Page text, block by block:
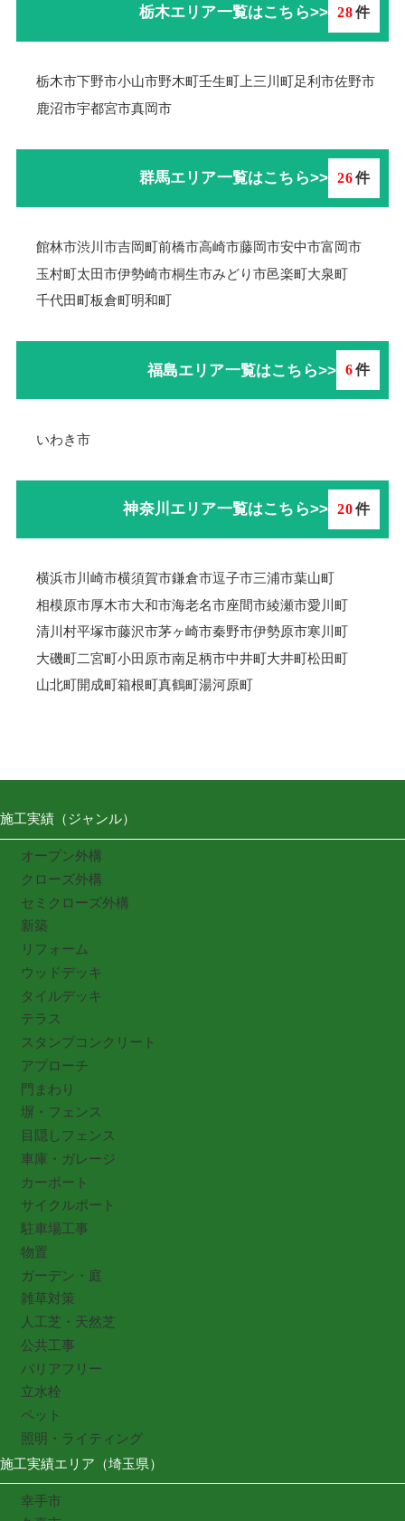
栃木エリア一覧はこちら>> 28件
栃木市下野市小山市野木町壬生町 上三川町足利市佐野市
鹿沼市宇都宮市真岡市
群馬エリア一覧はこちら>> 26件
館林市渋川市吉岡町前橋市高崎市藤岡市安中市富岡市
玉村町太田市伊勢崎市桐生市みどり市邑楽町大泉町
千代田町板倉町明和町
福島エリア一覧はこちら>> 6件
いわき市
神奈川エリア一覧はこちら>> 20件
横浜市川崎市横須賀市鎌倉市逗子市三浦市葉山町
相模原市厚木市大和市海老名市座間市綾瀬市愛川町
清川村平塚市藤沢市茅ヶ崎市秦野市伊勢原市寒川町
大磯町二宮町小田原市南足柄市中井町大井町松田町
山北町開成町箱根町真鶴町湯河原町
施工実績（ジャンル）
オープン外構
クローズ外構
セミクローズ外構
新築
リフォーム
ウッドデッキ
タイルデッキ
テラス
スタンプコンクリート
アプローチ
門まわり
塀・フェンス
目隠しフェンス
車庫・ガレージ
カーポート
サイクルポート
駐車場工事
物置
ガーデン・庭
雑草対策
人工芝・天然芝
公共工事
バリアフリー
立水栓
ペット
照明・ライティング
施工実績エリア（埼玉県）
幸手市